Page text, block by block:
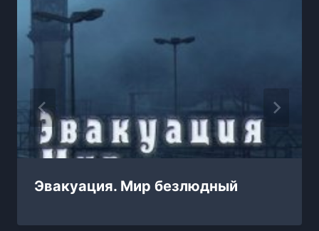
Эвакуация. Мир безлюдный